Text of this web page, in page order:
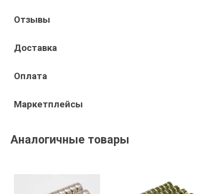
Отзывы
Доставка
Оплата
Маркетплейсы
Аналогичные товары